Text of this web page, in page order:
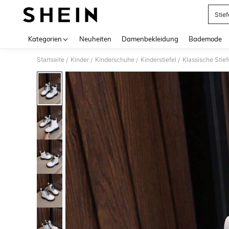
Kategorien Neuheiten Damenbekleidung Bademode
Startseite / Kinder / Kinderschuhe / Kinderstiefel / Klassische